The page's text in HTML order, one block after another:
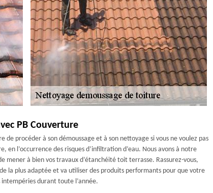
PB Couverture
de procéder à son démoussage et à son nettoyage si vous ne voulez pas
l’occurrence des risques d’infiltration d’eau. Nous avons à notre
mener à bien vos travaux d’étanchéité toit terrasse. Rassurez-vous,
la plus adaptée et va utiliser des produits performants pour que votre
durant toute l’année.